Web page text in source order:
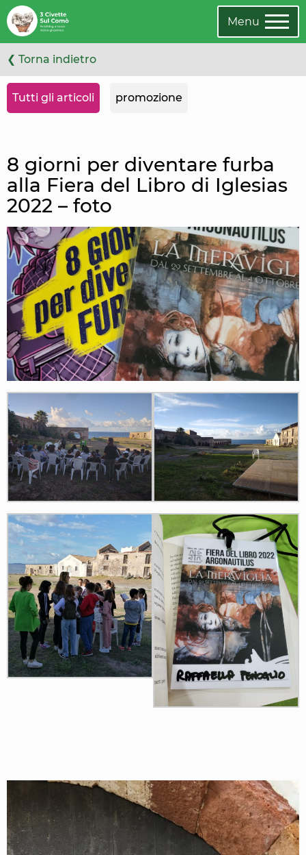
Leggi
l'articolo
Oppure
cambia
categoria
Menu
❮ Torna indietro
Tutti gli articoli promozione
8 giorni per diventare furba
alla Fiera del Libro di Iglesias
2022 – foto